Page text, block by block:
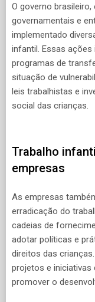
O governo
governamentais e
implementado
infantil. Essas
programas de
situação de
leis trabalhistas e
social das crianças.
Trabalho
empresas
As empresas
erradicação do
cadeias de
adotar políticas e
direitos das
projetos e iniciativas
promover o